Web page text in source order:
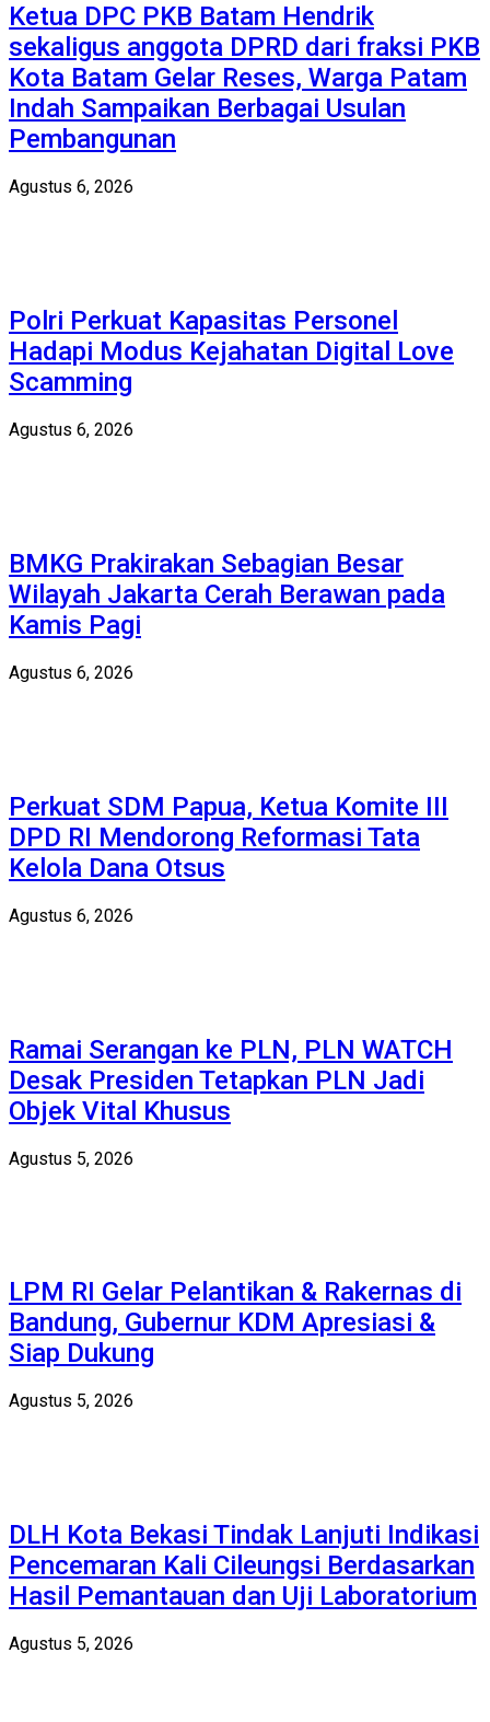
Ketua DPC PKB Batam Hendrik
sekaligus anggota DPRD dari fraksi PKB
Kota Batam Gelar Reses, Warga Patam
Indah Sampaikan Berbagai Usulan
Pembangunan
Agustus 6, 2026
Polri Perkuat Kapasitas Personel
Hadapi Modus Kejahatan Digital Love
Scamming
Agustus 6, 2026
BMKG Prakirakan Sebagian Besar
Wilayah Jakarta Cerah Berawan pada
Kamis Pagi
Agustus 6, 2026
Perkuat SDM Papua, Ketua Komite III
DPD RI Mendorong Reformasi Tata
Kelola Dana Otsus
Agustus 6, 2026
Ramai Serangan ke PLN, PLN WATCH
Desak Presiden Tetapkan PLN Jadi
Objek Vital Khusus
Agustus 5, 2026
LPM RI Gelar Pelantikan & Rakernas di
Bandung, Gubernur KDM Apresiasi &
Siap Dukung
Agustus 5, 2026
DLH Kota Bekasi Tindak Lanjuti Indikasi
Pencemaran Kali Cileungsi Berdasarkan
Hasil Pemantauan dan Uji Laboratorium
Agustus 5, 2026